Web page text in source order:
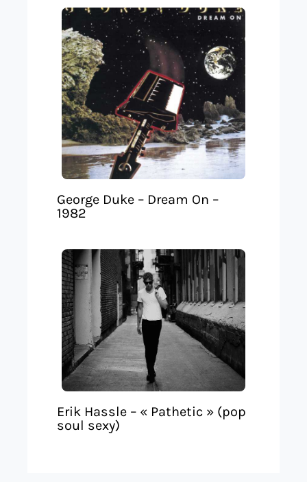
George Duke – Dream On –
1982
Erik Hassle – « Pathetic » (pop
soul sexy)